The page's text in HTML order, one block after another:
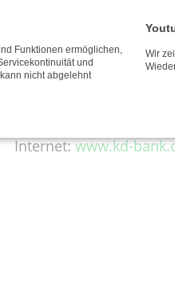
Telefon:0 23 1 / 58
Internet:www.kd-
Funktionen ermöglichen,
und
nicht abgelehnt
Wir